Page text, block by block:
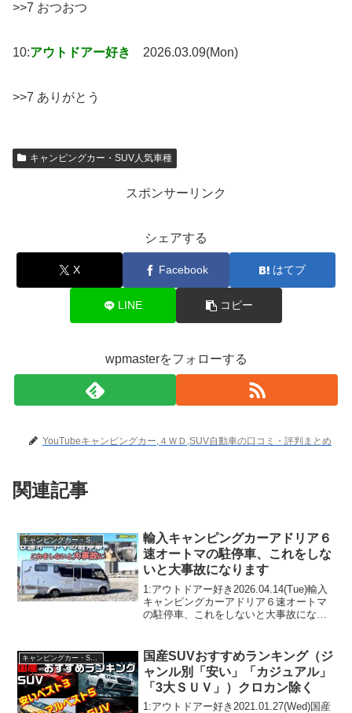
>>7 おつおつ
10:アウトドアー好き 2026.03.09(Mon)
>>7 ありがとう
キャンピングカー・SUV人気車種
スポンサーリンク
シェアする
X Facebook はてブ
LINE コピー
wpmasterをフォローする
YouTubeキャンピングカー,４ＷＤ,SUV自動車の口コミ・評判まとめ
関連記事
キャンピングカー・SUV人気車種
輸入キャンピングカーアドリア６
速オートマの駐停車、これをしな
いと大事故になります
1:アウトドアー好き2026.04.14(Tue)輸入
キャンピングカーアドリア６速オートマ
の駐停車、これをしないと大事故になり
2026.04.14(Tue)この動画は注目です！...
国産SUVおすすめランキング（ジ
ャンル別「安い」「カジュアル」
「3大ＳＵＶ」）クロカン除く
1:アウトドアー好き2021.01.27(Wed)国産